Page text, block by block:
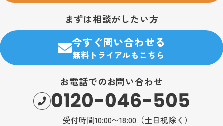
まずは相談がしたい方
今すぐ問い合わせる
無料トライアルもこちら
お電話でのお問い合わせ
0120-046-505
受付時間10:00〜18:00（土日祝除く）